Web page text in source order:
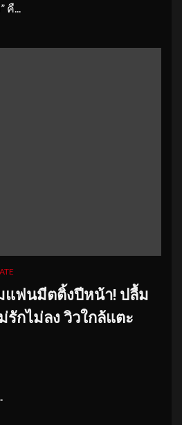
...
แฟนมีตติ้งปีหน้า! ปลื้ม
กไม่ลง วิวใกล้แตะ